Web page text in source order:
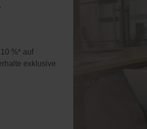
%* auf
exklusive